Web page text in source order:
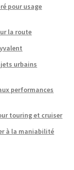
pour usage
la route
urbains
performances
touring et cruiser
à la maniabilité